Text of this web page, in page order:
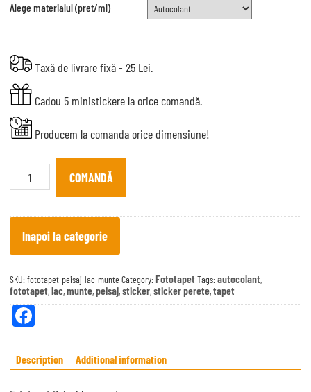
Alege materialul (pret/ml)
Taxă de livrare fixă - 25 Lei.
Cadou 5 ministickere la orice comandă.
Producem la comanda orice dimensiune!
Fototapet
Peisaj
COMANDĂ
Inapoi la categorie
SKU:fototapet-peisaj-lac-munte Category:FototapetTags:autocolant,
fototapet,lac,munte,peisaj,sticker,sticker perete,tapet
Fa
bo
Description Additional information